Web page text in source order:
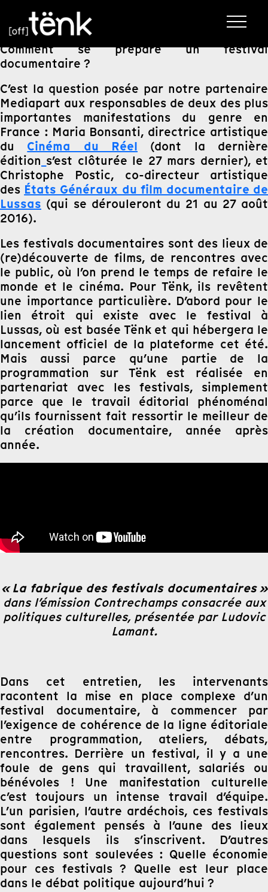
Comment se prépare un festival
documentaire ?
C’est la question posée par notre partenaire
Mediapart aux responsables de deux des plus
importantes manifestations du genre en
France : Maria Bonsanti, directrice artistique
du Cinéma du Réel (dont la dernière
édition s’est clôturée le 27 mars dernier), et
Christophe Postic, co-directeur artistique
des États Généraux du film documentaire de
Lussas (qui se dérouleront du 21 au 27 août
2016).
Les festivals documentaires sont des lieux de
(re)découverte de films, de rencontres avec
le public, où l’on prend le temps de refaire le
monde et le cinéma. Pour Tënk, ils revêtent
une importance particulière. D’abord pour le
lien étroit qui existe avec le festival à
Lussas, où est basée Tënk et qui hébergera le
lancement officiel de la plateforme cet été.
Mais aussi parce qu’une partie de la
programmation sur Tënk est réalisée en
partenariat avec les festivals, simplement
parce que le travail éditorial phénoménal
qu’ils fournissent fait ressortir le meilleur de
la création documentaire, année après
année.
« La fabrique des festivals documentaires »
dans l’émission Contrechamps consacrée aux
politiques culturelles, présentée par Ludovic
Lamant.
Dans cet entretien, les intervenants
racontent la mise en place complexe d’un
festival documentaire, à commencer par
l’exigence de cohérence de la ligne éditoriale
entre programmation, ateliers, débats,
rencontres. Derrière un festival, il y a une
foule de gens qui travaillent, salariés ou
bénévoles
! Une manifestation culturelle
c’est toujours un intense travail d’équipe.
L’un parisien, l’autre ardéchois, ces festivals
sont également pensés à l’aune des lieux
dans lesquels ils s’inscrivent. D’autres
questions sont soulevées : Quelle économie
pour ces festivals ? Quelle est leur place
dans le débat politique aujourd’hui ?